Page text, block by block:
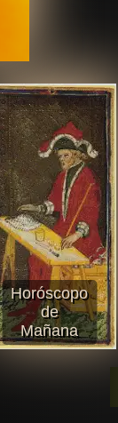
Horóscopo
de
Mañana